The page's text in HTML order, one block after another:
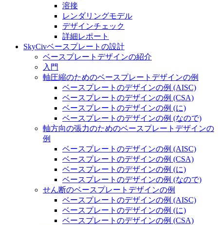
溶接
レンダリングモデル
デザインチェック
詳細レポート
SkyCivベースプレートの設計
ベースプレートデザインの紹介
入門
軸圧縮のためのベースプレートデザインの例
ベースプレートのデザインの例 (AISC)
ベースプレートのデザインの例 (CSA)
ベースプレートのデザインの例 (に)
ベースプレートのデザインの例 (なので)
軸方向の張力のためのベースプレートデザインの
例
ベースプレートのデザインの例 (AISC)
ベースプレートのデザインの例 (CSA)
ベースプレートのデザインの例 (に)
ベースプレートのデザインの例 (なので)
せん断のベースプレートデザインの例
ベースプレートのデザインの例 (AISC)
ベースプレートのデザインの例 (に)
ベースプレートのデザインの例 (CSA)